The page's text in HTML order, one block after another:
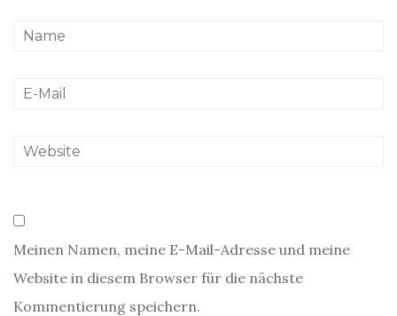
Meinen Namen, meine E-Mail-Adresse und meine
Website in diesem Browser für die nächste
Kommentierung speichern.